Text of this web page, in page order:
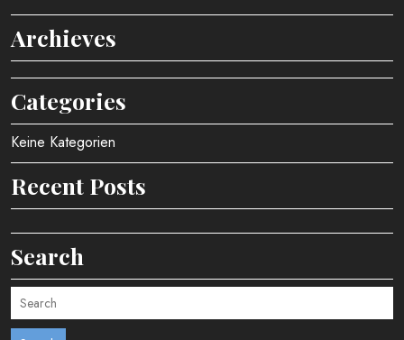
Archieves
Categories
Keine Kategorien
Recent Posts
Search